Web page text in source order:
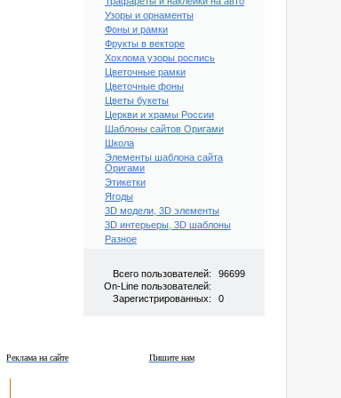
Узоры и орнаменты
Фоны и рамки
Фрукты в векторе
Хохлома узоры роспись
Цветочные рамки
Цветочные фоны
Цветы букеты
Церкви и храмы России
Шаблоны сайтов Оригами
Школа
Элементы шаблона сайта
Оригами
Этикетки
Ягоды
3D модели, 3D элементы
3D интерьеры, 3D шаблоны
Разное
Всего пользователей:
96699
On-Line пользователей:
Зарегистрированных:
0
Пишите нам
Реклама на сайте